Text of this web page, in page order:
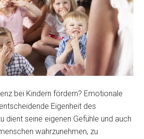
bei Kindern fördern? Emotionale
Eigenheit des
dient seine eigenen Gefühle und auch
wahrzunehmen, zu